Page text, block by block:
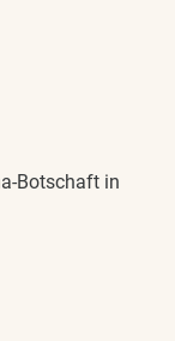
Botschaft in